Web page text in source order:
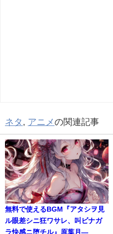
ネタ , アニメの関連記事
無料で使えるBGM『アタシヲ見
ル眼差シニ狂ワサレ、叫ビナガ
ラ快感ニ堕チル』原葉月―